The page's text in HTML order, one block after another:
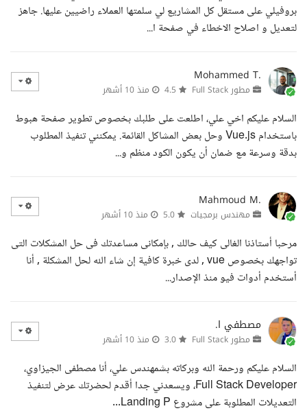
بروفيلي على مستقل كل المشاريع لي سلمتها العملاء راضيين عليها. جاهز
لتعديل و اصلاح الاخطاء في صفحة ا...
Mohammed T.
مطور Full Stack منذ 10 أشهر
السلام عليكم اخي علي، اطلعت على طلبك بخصوص تطوير صفحة هبوط
باستخدام Vue.js وحل بعض المشاكل القائمة. يمكنني تنفيذ المطلوب
بدقة وسرعة مع ضمان أن يكون الكود منظم و...
Mahmoud M.
مهندس برمجيات منذ 10 أشهر
مرحبا أستاذنا الغالى كيف حالك , بإمكانى مساعدتك فى حل المشكلات التى
تواجهك بخصوص vue , لدى خبرة كافية إن شاء الله لحل المشكلة , أنا
أستخدم أدوات فيو منذ الإصدار...
مصطفي ا.
مطور Full Stack منذ 10 أشهر
السلام عليكم ورحمة الله وبركاته بشمهندس علي، أنا مصطفى الجيزاوي،
Full Stack Developer، ويسعدني جدا أقدم لحضرتك عرض لتنفيذ
التعديلات المطلوبة على مشروع Landing P...